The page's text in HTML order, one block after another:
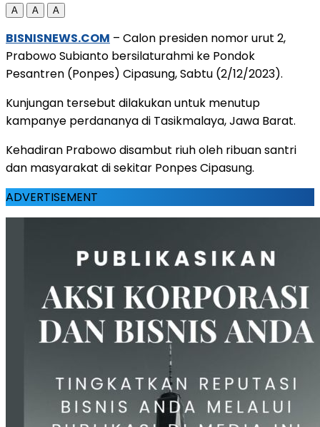
A A A
BISNISNEWS.COM – Calon presiden nomor urut 2,
Prabowo Subianto bersilaturahmi ke Pondok
Pesantren (Ponpes) Cipasung, Sabtu (2/12/2023).
Kunjungan tersebut dilakukan untuk menutup
kampanye perdananya di Tasikmalaya, Jawa Barat.
Kehadiran Prabowo disambut riuh oleh ribuan santri
dan masyarakat di sekitar Ponpes Cipasung.
ADVERTISEMENT